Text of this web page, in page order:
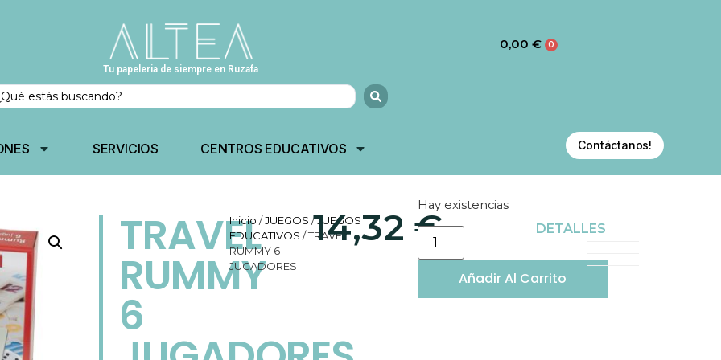
0,00 € 0
Tu papeleria de siempre en Ruzafa
SERVICIOS CENTROS EDUCATIVOS Contáctanos!
TRAVEL
RUMMY
6
Inicio /JUEGOS /JUEGOS
EDUCATIVOS / TRAVEL
RUMMY 6
JUGADORES
14,32 €
Hay existencias
Añadir Al Carrito
DETALLES